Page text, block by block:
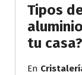
Tipos
tu casa?
En